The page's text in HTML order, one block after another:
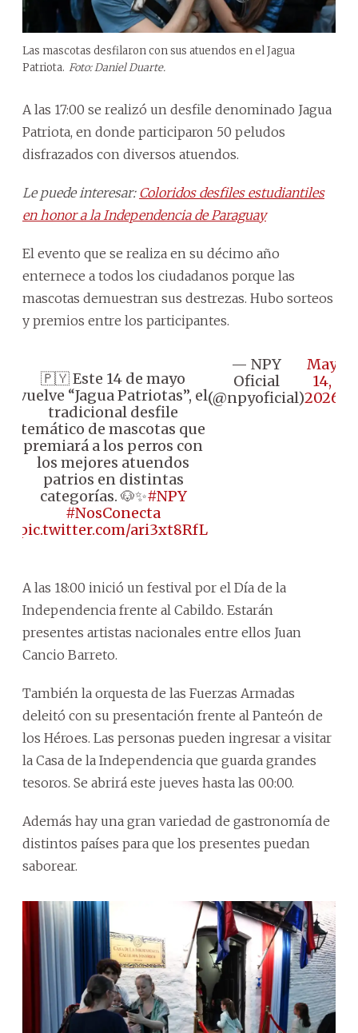
Las mascotas desfilaron con sus atuendos en el Jagua
Patriota. Foto: Daniel Duarte.
A las 17:00 se realizó un desfile denominado Jagua
Patriota, en donde participaron 50 peludos
disfrazados con diversos atuendos.
Le puede interesar: Coloridos desfiles estudiantiles
en honor a la Independencia de Paraguay
El evento que se realiza en su décimo año
enternece a todos los ciudadanos porque las
mascotas demuestran sus destrezas. Hubo sorteos
y premios entre los participantes.
🇵🇾 Este 14 de mayo
vuelve “Jagua Patriotas”, el
tradicional desfile
temático de mascotas que
premiará a los perros con
los mejores atuendos
patrios en distintas
categorías. 🐶✨#NPY
#NosConecta
pic.twitter.com/ari3xt8RfL
— NPY
Oficial
(@npyoficial)
May
14,
2026
A las 18:00 inició un festival por el Día de la
Independencia frente al Cabildo. Estarán
presentes artistas nacionales entre ellos Juan
Cancio Barreto.
También la orquesta de las Fuerzas Armadas
deleitó con su presentación frente al Panteón de
los Héroes. Las personas pueden ingresar a visitar
la Casa de la Independencia que guarda grandes
tesoros. Se abrirá este jueves hasta las 00:00.
Además hay una gran variedad de gastronomía de
distintos países para que los presentes puedan
saborear.